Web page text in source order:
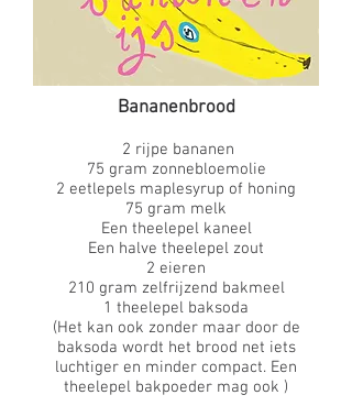
Bananenbrood
2 rijpe bananen
75 gram zonnebloemolie
2 eetlepels maplesyrup of honing
75 gram melk
Een theelepel kaneel
Een halve theelepel zout
2 eieren
210 gram zelfrijzend bakmeel
1 theelepel baksoda
(Het kan ook zonder maar door de
baksoda wordt het brood net iets
luchtiger en minder compact. Een
theelepel bakpoeder mag ook )